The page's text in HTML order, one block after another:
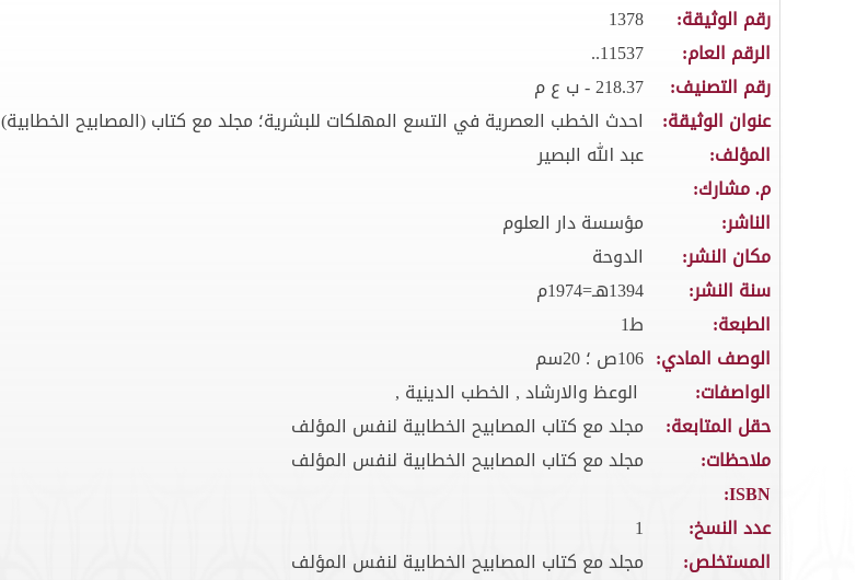
رقم الوثيقة:
1378
الرقم العام:
11537..
رقم التصنيف:
218.37 - ب ع م
عنوان الوثيقة:
احدث الخطب العصرية في التسع المهلكات للبشرية؛ مجلد مع كتاب (المصابيح الخطابية)
المؤلف:
عبد الله البصير
م. مشارك:
الناشر:
مؤسسة دار العلوم
مكان النشر:
الدوحة
سنة النشر:
1394هـ=1974م
الطبعة:
ط1
الوصف المادي: 106ص ؛ 20سم
الواصفات:
الوعظ والارشاد , الخطب الدينية ,
حقل المتابعة:
مجلد مع كتاب المصابيح الخطابية لنفس المؤلف
ملاحظات:
مجلد مع كتاب المصابيح الخطابية لنفس المؤلف
ISBN:
عدد النسخ:
1
المستخلص:
مجلد مع كتاب المصابيح الخطابية لنفس المؤلف